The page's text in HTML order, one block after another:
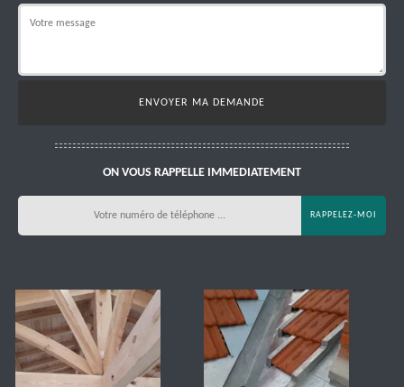
ON VOUS RAPPELLE IMMEDIATEMENT